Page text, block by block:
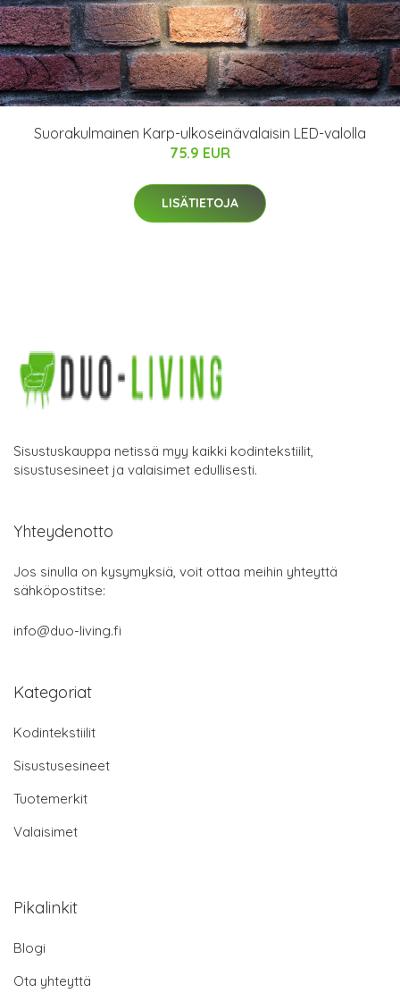
Suorakulmainen Karp-ulkoseinävalaisin LED-valolla
75.9 EUR
LISÄTIETOJA
Sisustuskauppa netissä myy kaikki kodintekstiilit,
sisustusesineet ja valaisimet edullisesti.
Yhteydenotto
Jos sinulla on kysymyksiä, voit ottaa meihin yhteyttä
sähköpostitse:
info@duo-living.fi
Kategoriat
Kodintekstiilit
Sisustusesineet
Tuotemerkit
Valaisimet
Pikalinkit
Blogi
Ota yhteyttä